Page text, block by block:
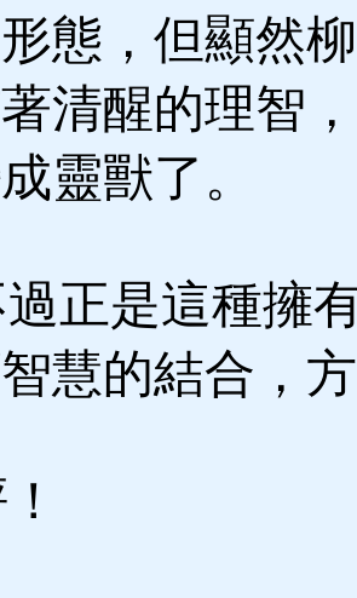
態，但顯然
清醒的理智
靈獸了。
正是這種擁
慧的結合，